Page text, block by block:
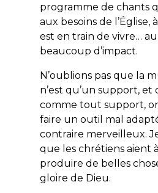
programme de chants
aux besoins de l’Église,
est en train de vivre…
beaucoup d’impact.
N’oublions pas que la
n’est qu’un support, et
comme tout support,
faire un outil mal
contraire merveilleux.
que les chrétiens aient
produire de belles
gloire de Dieu.